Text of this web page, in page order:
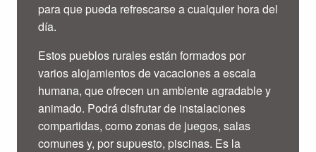
para que pueda refrescarse a cualquier hora del
día.
Estos pueblos rurales están formados por
varios alojamientos de vacaciones a escala
humana, que ofrecen un ambiente agradable y
animado. Podrá disfrutar de instalaciones
compartidas, como zonas de juegos, salas
comunes y, por supuesto, piscinas. Es la